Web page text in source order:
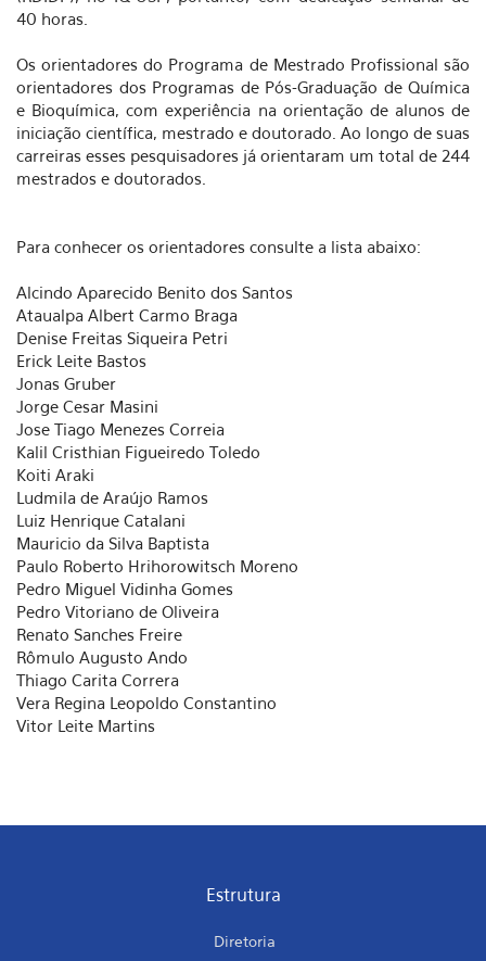
40 horas.
Os orientadores do Programa de Mestrado Profissional são
orientadores dos Programas de Pós-Graduação de Química
e Bioquímica, com experiência na orientação de alunos de
iniciação científica, mestrado e doutorado. Ao longo de suas
carreiras esses pesquisadores já orientaram um total de 244
mestrados e doutorados.
Para conhecer os orientadores consulte a lista abaixo:
Alcindo Aparecido Benito dos Santos
Ataualpa Albert Carmo Braga
Denise Freitas Siqueira Petri
Erick Leite Bastos
Jonas Gruber
Jorge Cesar Masini
Jose Tiago Menezes Correia
Kalil Cristhian Figueiredo Toledo
Koiti Araki
Ludmila de Araújo Ramos
Luiz Henrique Catalani
Mauricio da Silva Baptista
Paulo Roberto Hrihorowitsch Moreno
Pedro Miguel Vidinha Gomes
Pedro Vitoriano de Oliveira
Renato Sanches Freire
Rômulo Augusto Ando
Thiago Carita Correra
Vera Regina Leopoldo Constantino
Vitor Leite Martins
Estrutura
Diretoria